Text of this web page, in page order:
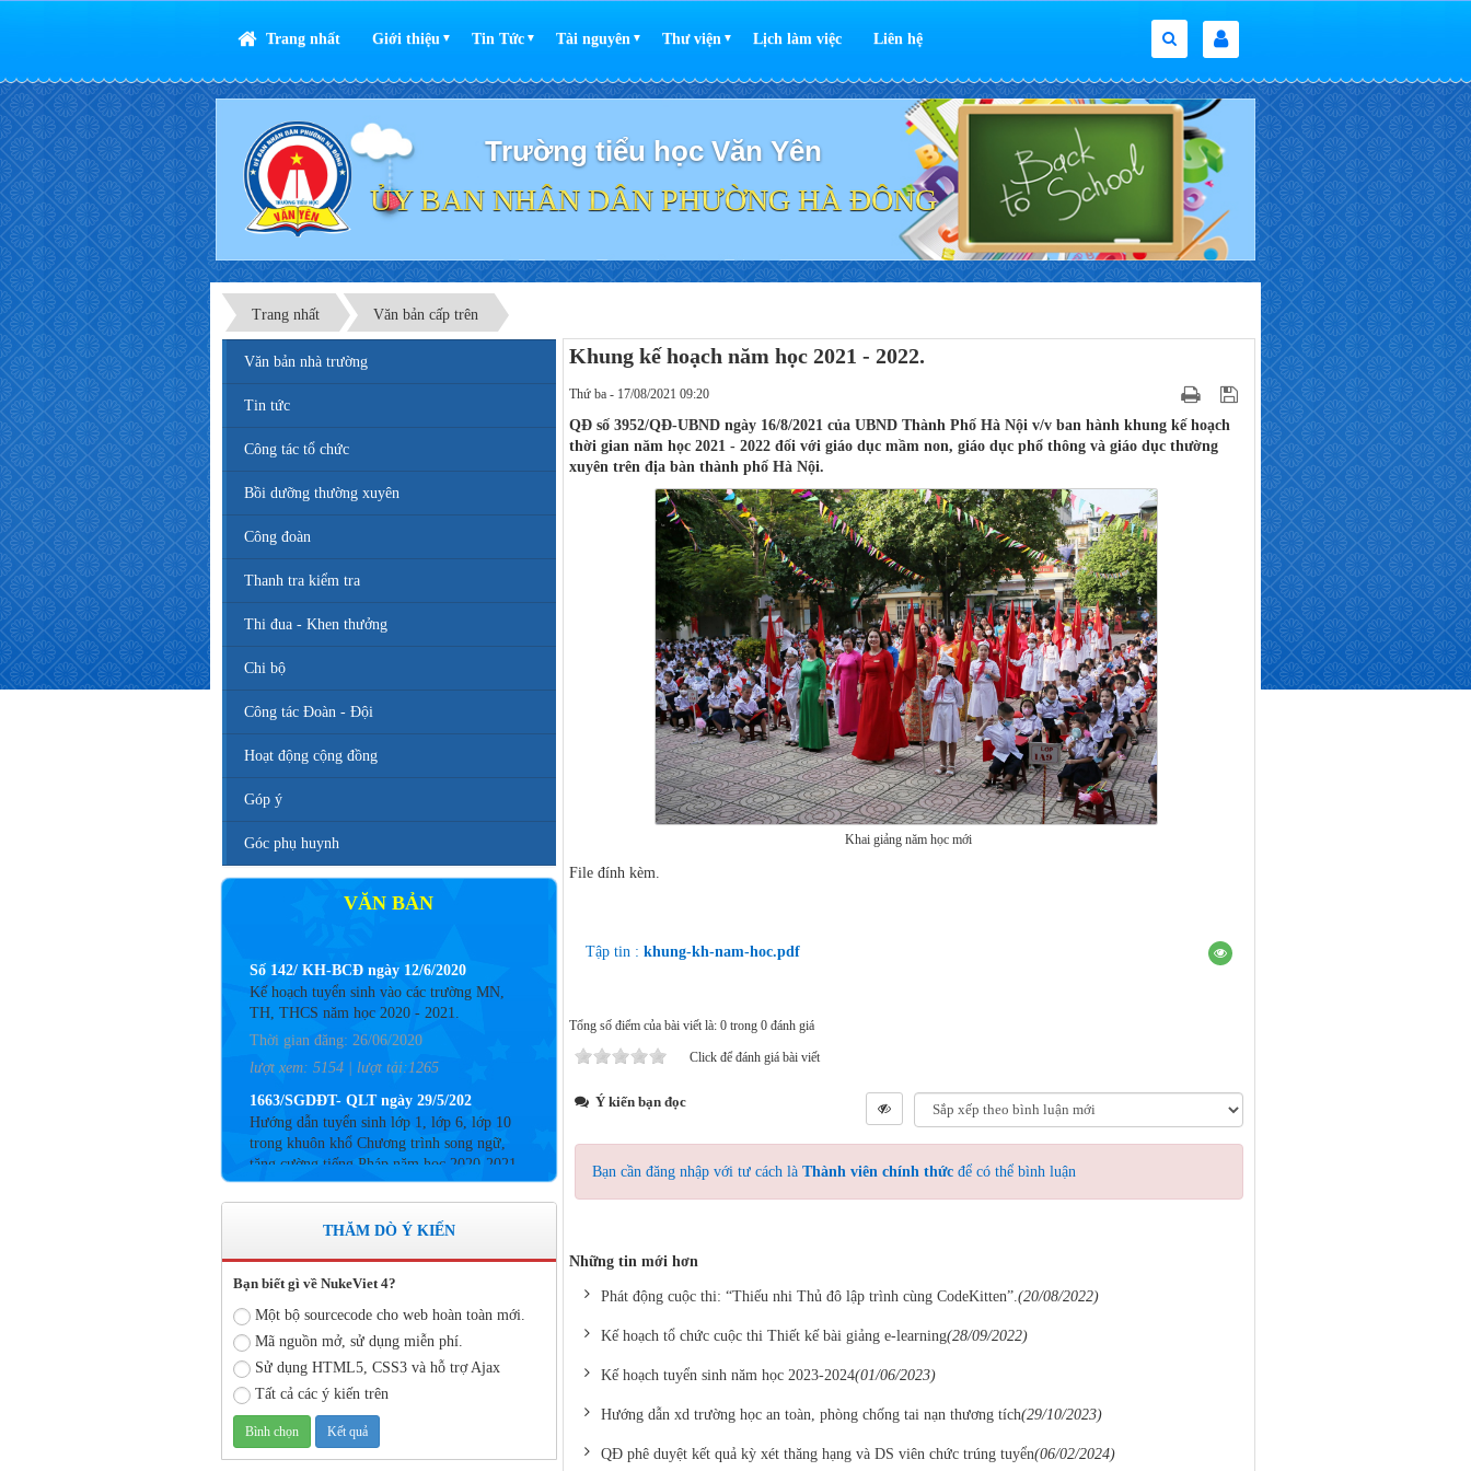
Trang nhất Giới thiệu ▼ Tin Tức ▼ Tài nguyên ▼ Thư viện ▼ Lịch làm việc Liên hệ
Trường tiểu học Văn Yên
ỦY BAN NHÂN DÂN PHƯỜNG HÀ ĐÔNG
Trang nhất Văn bản cấp trên
Khung kế hoạch năm học 2021 - 2022.
Thứ ba - 17/08/2021 09:20
QĐ số 3952/QĐ-UBND ngày 16/8/2021 của UBND Thành Phố Hà Nội v/v ban hành khung kế hoạch
thời gian năm học 2021 - 2022 đối với giáo dục mầm non, giáo dục phổ thông và giáo dục thường
xuyên trên địa bàn thành phố Hà Nội.
Khai giảng năm học mới
File đính kèm.
Tập tin : khung-kh-nam-hoc.pdf
Tổng số điểm của bài viết là: 0 trong 0 đánh giá
Click để đánh giá bài viết
Ý kiến bạn đọc
Bạn cần đăng nhập với tư cách là Thành viên chính thứcđể có thể bình luận
Những tin mới hơn
Phát động cuộc thi: “Thiếu nhi Thủ đô lập trình cùng CodeKitten”. (20/08/2022)
Kế hoạch tổ chức cuộc thi Thiết kế bài giảng e-learning(28/09/2022)
Kế hoạch tuyển sinh năm học 2023-2024(01/06/2023)
Hướng dẫn xd trường học an toàn, phòng chống tai nạn thương tích(29/10/2023)
QĐ phê duyệt kết quả kỳ xét thăng hạng và DS viên chức trúng tuyển(06/02/2024)
Văn bản nhà trường
Tin tức
Công tác tổ chức
Bồi dưỡng thường xuyên
Công đoàn
Thanh tra kiểm tra
Thi đua - Khen thưởng
Chi bộ
Công tác Đoàn - Đội
Hoạt động cộng đồng
Góp ý
Góc phụ huynh
VĂN BẢN
Kế hoạch tuyển sinh vào các trường MN,
TH, THCS năm học 2020 - 2021.
Thời gian đăng: 26/06/2020
lượt xem: 5154 | lượt tải:1265
1663/SGDĐT- QLT ngày 29/5/202
Hướng dẫn tuyển sinh lớp 1, lớp 6, lớp 10
trong khuôn khổ Chương trình song ngữ,
tăng cường tiếng Pháp năm học 2020-2021
Thời gian đăng: 26/06/2020
Số: 05 /KHCM - THVY NGÀY 10/9&
TRIỂN ĐỘI NGŨ NĂM HỌC 2019- 2020
Thời gian đăng: 11/06/2020
lượt xem: 8575 | lượt tải:2797
Số: 03 /KH-THVY ngày 17/9�
KẾ HOẠCH CÔNG TÁC KIỂM TRA NỘI
BỘ NĂM HỌC 2019– 2020
Thời gian đăng: 11/06/2020
lượt xem: 11747 | lượt tải:671
THĂM DÒ Ý KIẾN
Bạn biết gì về NukeViet 4?
Một bộ sourcecode cho web hoàn toàn mới.
Mã nguồn mở, sử dụng miễn phí.
Sử dụng HTML5, CSS3 và hỗ trợ Ajax
Tất cả các ý kiến trên